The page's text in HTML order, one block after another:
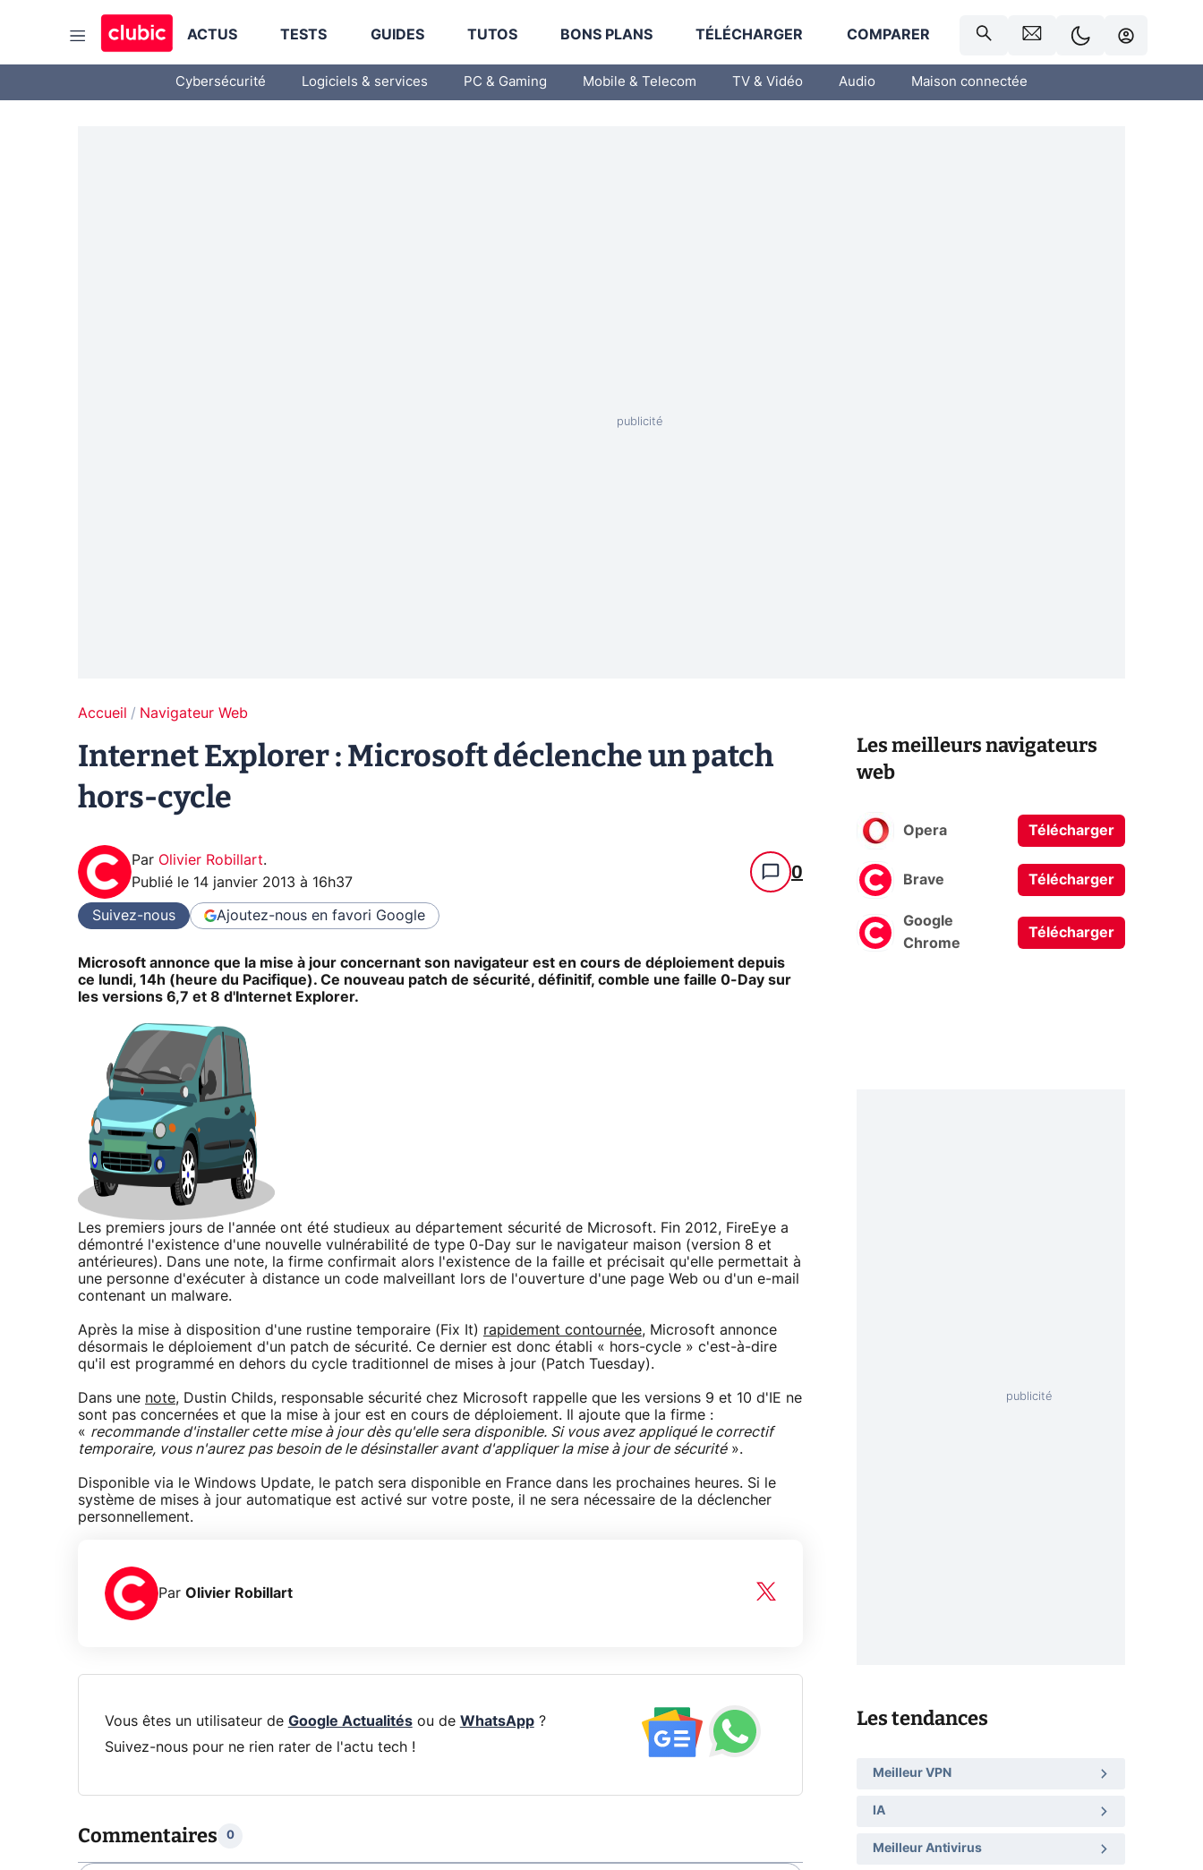
ACTUS TESTS GUIDES TUTOS BONS PLANS TÉLÉCHARGER COMPARER
Cybersécurité Logiciels & services PC & Gaming Mobile & Telecom TV & Vidéo Audio Maison connectée
Accueil Navigateur Web
Internet Explorer : Microsoft déclenche un patch
hors-cycle
Par Olivier Robillart.
Publié le 14 janvier 2013 à 16h37 0
Suivez-nous Ajoutez-nous en favori Google
Microsoft annonce que la mise à jour concernant son navigateur est en cours de déploiement depuis
ce lundi, 14h (heure du Pacifique). Ce nouveau patch de sécurité, définitif, comble une faille 0-Day sur
les versions 6,7 et 8 d'Internet Explorer.
Les premiers jours de l'année ont été studieux au département sécurité de Microsoft. Fin 2012, FireEye a
démontré l'existence d'une nouvelle vulnérabilité de type 0-Day sur le navigateur maison (version 8 et
antérieures). Dans une note, la firme confirmait alors l'existence de la faille et précisait qu'elle permettait à
une personne d'exécuter à distance un code malveillant lors de l'ouverture d'une page Web ou d'un e-mail
contenant un malware.
Après la mise à disposition d'une rustine temporaire (Fix It) rapidement contournée, Microsoft annonce
désormais le déploiement d'un patch de sécurité. Ce dernier est donc établi « hors-cycle » c'est-à-dire
qu'il est programmé en dehors du cycle traditionnel de mises à jour (Patch Tuesday).
Dans une note, Dustin Childs, responsable sécurité chez Microsoft rappelle que les versions 9 et 10 d'IE ne
sont pas concernées et que la mise à jour est en cours de déploiement. Il ajoute que la firme :
« recommande d'installer cette mise à jour dès qu'elle sera disponible. Si vous avez appliqué le correctif
temporaire, vous n'aurez pas besoin de le désinstaller avant d'appliquer la mise à jour de sécurité».
Disponible via le Windows Update, le patch sera disponible en France dans les prochaines heures. Si le
système de mises à jour automatique est activé sur votre poste, il ne sera nécessaire de la déclencher
personnellement.
Par Olivier Robillart
Vous êtes un utilisateur de Google Actualitésou de WhatsApp?
Suivez-nous pour ne rien rater de l'actu tech !
Commentaires 0
Les meilleurs navigateurs
web
Opera Télécharger
Brave Télécharger
Google
Chrome
Télécharger
Les tendances
Meilleur VPN
IA
Meilleur Antivirus